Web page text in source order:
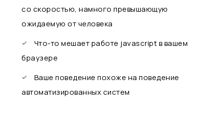
со скоростью, намного превышающую
ожидаемую от человека
Что-то мешает работе javascript в вашем
браузере
Ваше поведение похоже на поведение
автоматизированных систем